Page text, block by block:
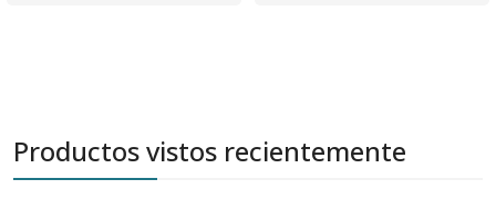
Productos vistos recientemente